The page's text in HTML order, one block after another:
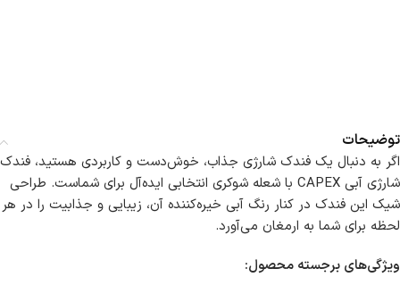
توضیحات
اگر به دنبال یک فندک شارژی جذاب، خوش‌دست و کاربردی هستید، فندک
شارژی آبی CAPEX با شعله شوکری انتخابی ایده‌آل برای شماست. طراحی
شیک این فندک در کنار رنگ آبی خیره‌کننده آن، زیبایی و جذابیت را در هر
لحظه برای شما به ارمغان می‌آورد.
ویژگی‌های برجسته محصول: